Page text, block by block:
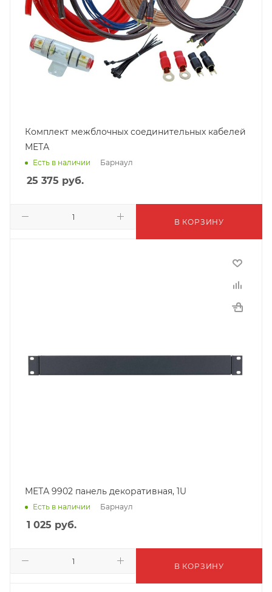
Комплект межблочных соединительных кабелей
МЕТА
Есть в наличии Барнаул
25 375 руб.
В КОРЗИНУ
МЕТА 9902 панель декоративная, 1U
Есть в наличии Барнаул
1 025 руб.
В КОРЗИНУ